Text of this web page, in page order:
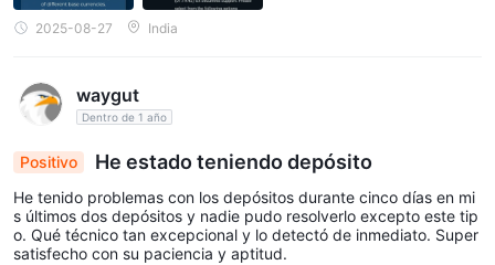
2025-08-27 India
waygut
Dentro de 1 año
Positivo He estado teniendo depósito
He tenido problemas con los depósitos durante cinco días en mi
s últimos dos depósitos y nadie pudo resolverlo excepto este tip
o. Qué técnico tan excepcional y lo detectó de inmediato. Super
satisfecho con su paciencia y aptitud.